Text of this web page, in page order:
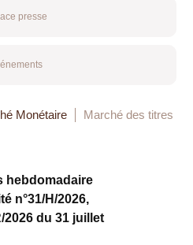
presse
Monétaire Marché des titres
hebdomadaire
n°31/H/2026,
2026 du 31 juillet